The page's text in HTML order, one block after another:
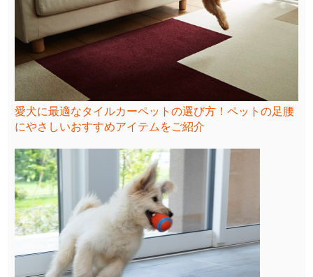
愛犬に最適なタイルカーペットの選び方！ペットの足腰
にやさしいおすすめアイテムをご紹介